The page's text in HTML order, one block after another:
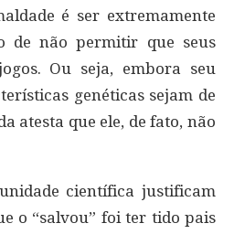
é ser extremamente
de não permitir que seus
Ou seja, embora seu
genéticas sejam de
atesta que ele, de fato, não
científica justificam
o “salvou” foi ter tido pais